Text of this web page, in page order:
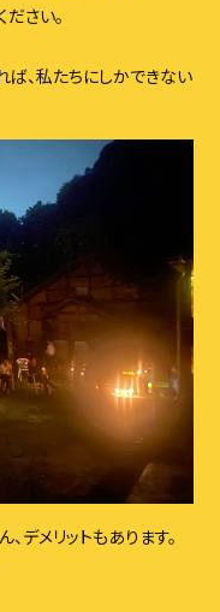
さい。
、私たちにしかできない
デメリットもあります。